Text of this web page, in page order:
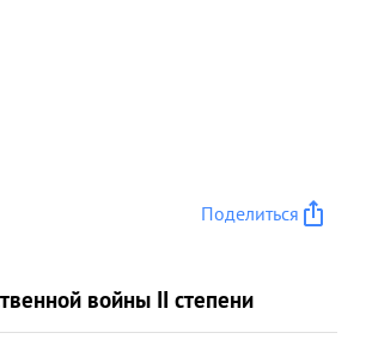
в РАБОТЕ, ДОБ-
Поделиться
войны II степени